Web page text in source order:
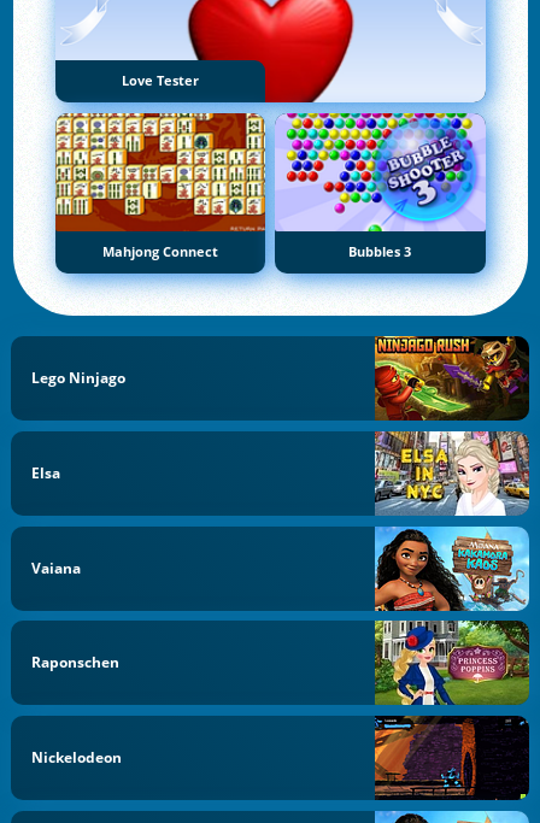
Love Tester
Mahjong Connect Bubbles 3
Lego Ninjago
Elsa
Vaiana
Raponschen
Nickelodeon